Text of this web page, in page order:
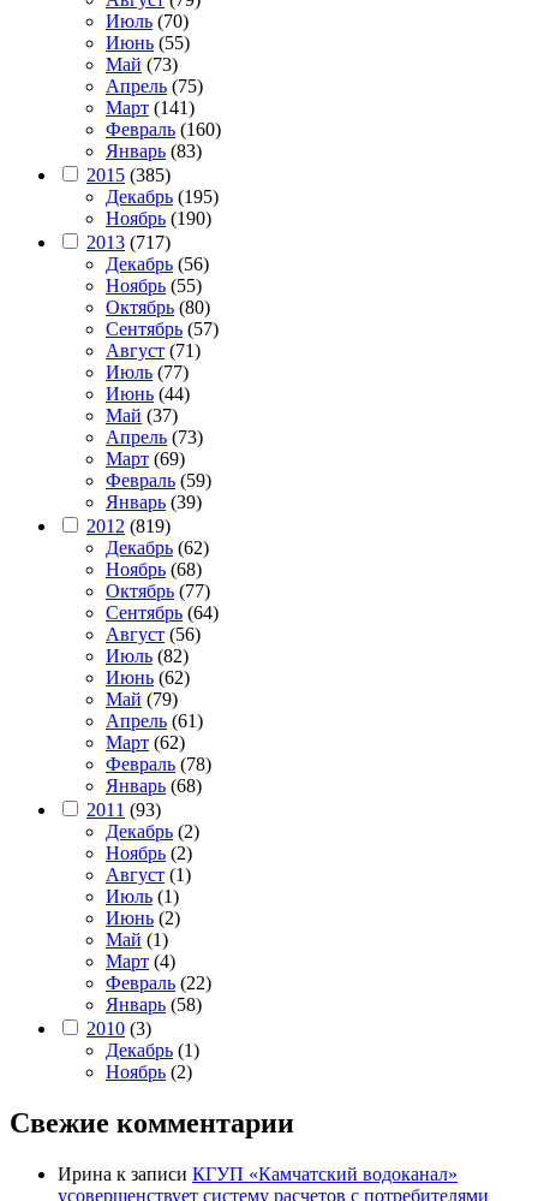
Июль (70)
Июнь (55)
Май (73)
Апрель (75)
Март (141)
Февраль (160)
Январь (83)
2015 (385)
Декабрь (195)
Ноябрь (190)
2013 (717)
Декабрь (56)
Ноябрь (55)
Октябрь (80)
Сентябрь (57)
Август (71)
Июль (77)
Июнь (44)
Май (37)
Апрель (73)
Март (69)
Февраль (59)
Январь (39)
2012 (819)
Декабрь (62)
Ноябрь (68)
Октябрь (77)
Сентябрь (64)
Август (56)
Июль (82)
Июнь (62)
Май (79)
Апрель (61)
Март (62)
Февраль (78)
Январь (68)
2011 (93)
Декабрь (2)
Ноябрь (2)
Август (1)
Июль (1)
Июнь (2)
Май (1)
Март (4)
Февраль (22)
Январь (58)
2010 (3)
Декабрь (1)
Ноябрь (2)
Свежие комментарии
Ирина к записи КГУП «Камчатский водоканал»
усовершенствует систему расчетов с потребителями